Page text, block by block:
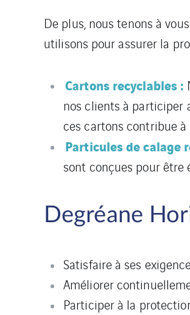
De plus, nous tenons à
utilisons pour assurer la
Cartons recyclables :
nos clients à participer
ces cartons contribue
Particules de calage
sont conçues pour
Degréane
Satisfaire à ses
Améliorer
Participer à la